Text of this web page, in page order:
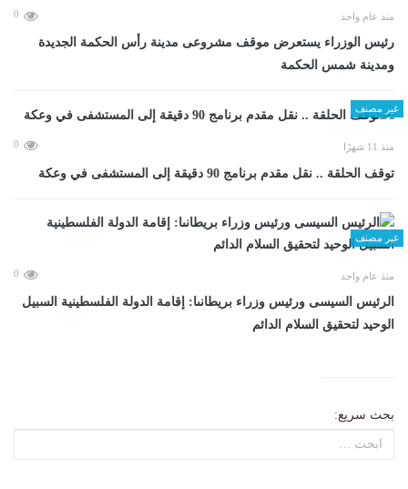
منذ عام واحد 0
رئيس الوزراء يستعرض موقف مشروعى مدينة رأس الحكمة الجديدة
ومدينة شمس الحكمة
غير مصنف
منذ 11 شهرًا 0
توقف الحلقة .. نقل مقدم برنامج 90 دقيقة إلى المستشفى في وعكة
غير مصنف
منذ عام واحد 0
الرئيس السيسى ورئيس وزراء بريطانىا: إقامة الدولة الفلسطينية السبيل
الوحيد لتحقيق السلام الدائم
بحث سريع: